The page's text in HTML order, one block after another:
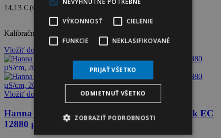
14,13 € (s DPH) 15,70 €
Kalibračný štandard v 100 ml fľaši.
Vložiť do košíka
Vložiť do košíka
Hanna Instruments HI70030 Kalibračný roztok EC
12880 µS/cm, 20 ml
VÝKONNOSŤ CIELENIE
FUNKCIE NEKLASIFIKOVANÉ
PRIJAŤ VŠETKO
ODMIETNUŤ VŠETKO
ZOBRAZIŤ PODROBNOSTI